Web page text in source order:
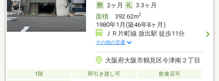
2ヶ月
3.3ヶ月
面積392.62m2
1980年1月(築46年8ヶ月)
ＪＲ片町線 放出駅 徒歩11分
その他の交通
大阪府大阪市鶴見区今津南２丁目
1階 即引き渡し可
飲食店可